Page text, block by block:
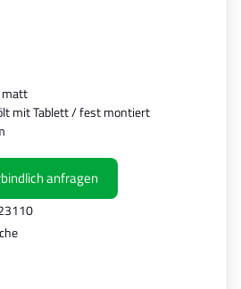
matt
mit Tablett / fest montiert
anfragen